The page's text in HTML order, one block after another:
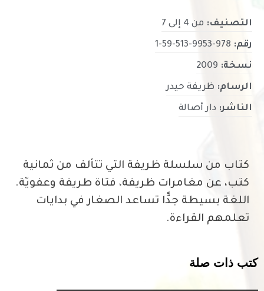
التصنيف:من 4 إلى 7
رقم:978-9953-513-59-1
نسخة:2009
الرسام:ظريفة حيدر
الناشر:دار أصالة
كتاب من سلسلة ظريفة التي تتألف من ثمانية
كتب، عن مغامرات ظريفة، فتاة طريفة وعفويّة.
اللغة بسيطة جدًّا تساعد الصغار في بدايات
تعلمهم القراءة.
ذات صلة